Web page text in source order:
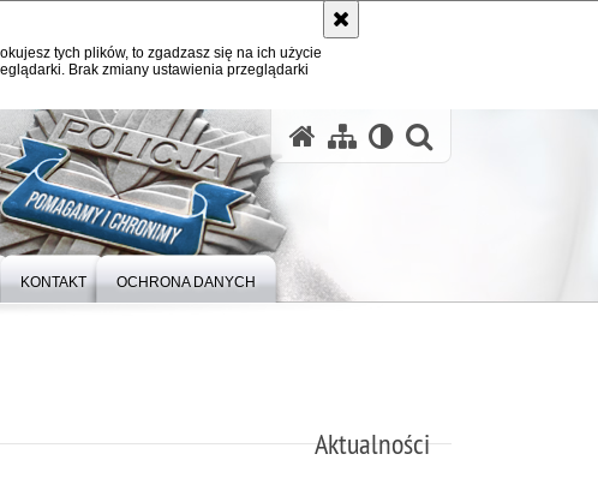
tych plików, to zgadzasz się na ich użycie
Brak zmiany ustawienia przeglądarki
KONTAKT OCHRONA DANYCH
Aktualności